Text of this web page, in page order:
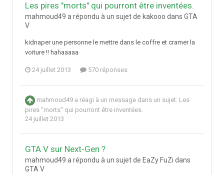
Les pires "morts" qui pourront être inventées.
mahmoud49 a répondu à un sujet de kakooo dans GTA
V
kidnaper une personne le mettre dans le coffre et cramer la
voiture !! hahaaaaa
24 juillet 2013 570 réponses
mahmoud49 a réagi à un message dans un sujet: Les
pires "morts" qui pourront être inventées.
24 juillet 2013
GTA V sur Next-Gen ?
mahmoud49 a répondu à un sujet de EaZy FuZi dans
GTA V